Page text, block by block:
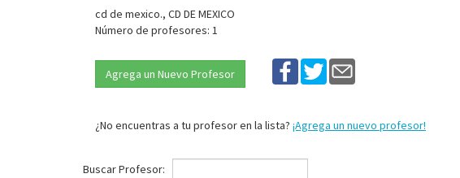
cd de mexico., CD DE MEXICO
Número de profesores: 1
Agrega un Nuevo Profesor
¿No encuentras a tu profesor en la lista? ¡Agrega un nuevo profesor!
Buscar Profesor: